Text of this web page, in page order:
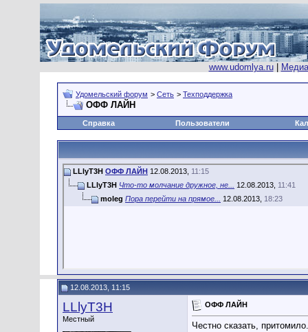
www.udomlya.ru|
Удомельский форум > Сеть > Техподдержка
ОФФ ЛАЙН
Справка Пользователи
LLlyT3H ОФФ ЛАЙН 12.08.2013, 11:15
LLlyT3H Что-то молчание дружное, не... 12.08.2013, 11:41
moleg Пора перейти на прямое... 12.08.2013, 18:23
12.08.2013, 11:15
LLlyT3H
Местный
ОФФ ЛАЙН
Честно сказать,